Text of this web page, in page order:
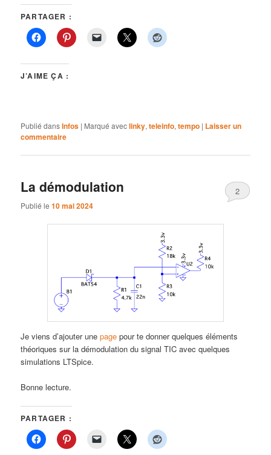
PARTAGER :
J’AIME ÇA :
Publié dansInfos | Marqué aveclinky,teleinfo,tempo | Laisser un
commentaire
La démodulation
Publié le10 mai 2024
2
Je viens d’ajouter unepage pour te donner quelques éléments
théoriques sur la démodulation du signal TIC avec quelques
simulations LTSpice.
Bonne lecture.
PARTAGER :